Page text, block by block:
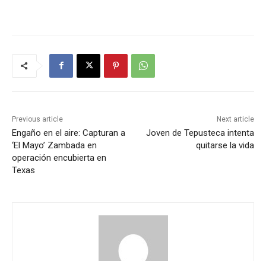
Previous article
Engaño en el aire: Capturan a
‘El Mayo’ Zambada en
operación encubierta en
Texas
Next article
Joven de Tepusteca intenta
quitarse la vida